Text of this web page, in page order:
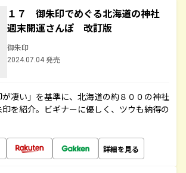
１７ 御朱印でめぐる北海道の神社
週末開運さんぽ 改訂版
御朱印
2024.07.04 発売
が凄い」を基準に、北海道の約８００の神社
を紹介。ビギナーに優しく、ツウも納得の
詳細を見る